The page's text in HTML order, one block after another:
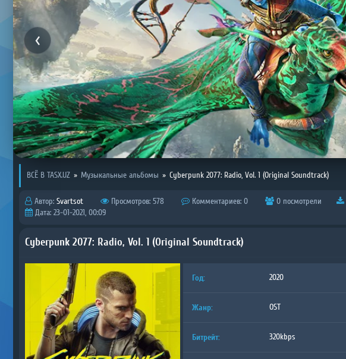
ВСЁ В TASX.UZ » Музыкальные альбомы » Cyberpunk 2077: Radio, Vol. 1 (Original Soundtrack)
Автор: Svartsot Просмотров: 578 Комментариев: 0 0 посмотрели
Дата: 23-01-2021, 00:09
Cyberpunk 2077: Radio, Vol. 1 (Original Soundtrack)
Год: 2020
Жанр: OST
Битрейт: 320kbps